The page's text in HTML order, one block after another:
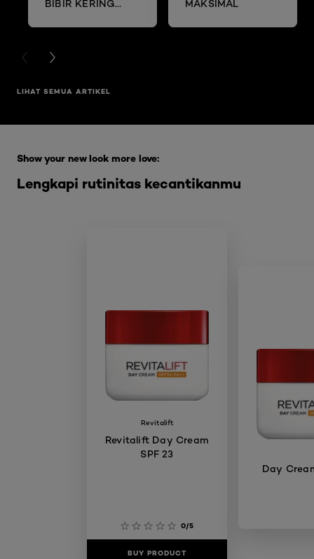
BIBIR KERING
MAKSIMAL
PREVIOUS CARD
NEXT CARD
LIHAT SEMUA ARTIKEL
Lengkapi rutinitas kecantikanmu
Show your new look more love:
Revitalift
Revitalift Day Cream
SPF 23
0/5
BUY PRODUCT
Day